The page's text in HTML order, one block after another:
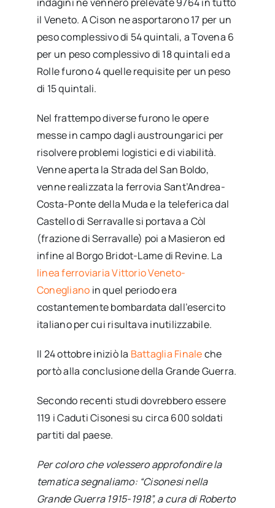
il Veneto. A Cison ne asportarono 17 per un
peso complessivo di 54 quintali, a Tovena 6
per un peso complessivo di 18 quintali ed a
Rolle furono 4 quelle requisite per un peso
di 15 quintali.
Nel frattempo diverse furono le opere
messe in campo dagli austroungarici per
risolvere problemi logistici e di viabilità.
Venne aperta la Strada del San Boldo,
venne realizzata la ferrovia Sant’Andrea-
Costa-Ponte della Muda e la teleferica dal
Castello di Serravalle si portava a Còl
(frazione di Serravalle) poi a Masieron ed
infine al Borgo Bridot-Lame di Revine. La
linea ferroviaria Vittorio Veneto-
Conegliano in quel periodo era
costantemente bombardata dall’esercito
italiano per cui risultava inutilizzabile.
Il 24 ottobre iniziò la Battaglia Finaleche
portò alla conclusione della Grande Guerra.
Secondo recenti studi dovrebbero essere
119 i Caduti Cisonesi su circa 600 soldati
partiti dal paese.
Per coloro che volessero approfondire la
tematica segnaliamo: “Cisonesi nella
Grande Guerra 1915-1918”, a cura di Roberto